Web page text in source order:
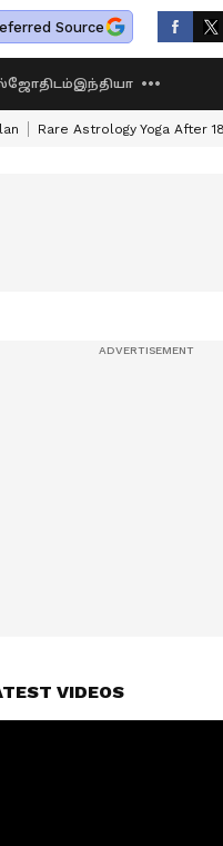
Source
ஜோதிடம்இந்தியா
Rare Astrology Yoga After 18
VIDEOS